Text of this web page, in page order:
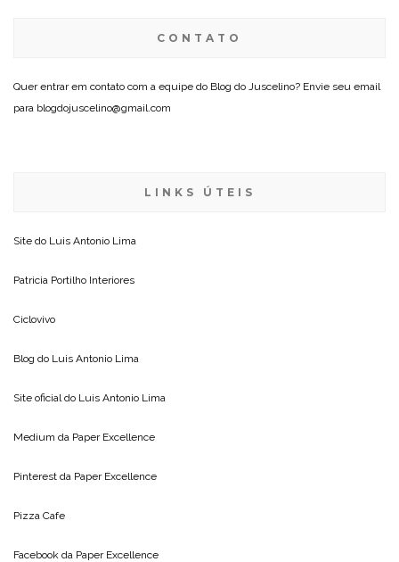
CONTATO
Quer entrar em contato com a equipe do Blog do Juscelino? Envie seu email
para blogdojuscelino@gmail.com
LINKS ÚTEIS
Site do Luis Antonio Lima
Patricia Portilho Interiores
Ciclovivo
Blog do Luis Antonio Lima
Site oficial do Luis Antonio Lima
Medium da Paper Excellence
Pinterest da Paper Excellence
Pizza Cafe
Facebook da Paper Excellence